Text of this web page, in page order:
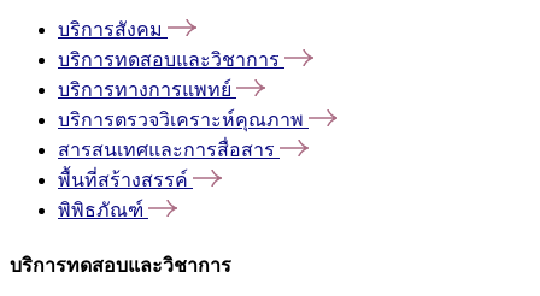
บริการสังคม
บริการทดสอบและวิชาการ
บริการทางการแพทย์
บริการตรวจวิเคราะห์คุณภาพ
สารสนเทศและการสื่อสาร
พื้นที่สร้างสรรค์
พิพิธภัณฑ์
บริการทดสอบและวิชาการ